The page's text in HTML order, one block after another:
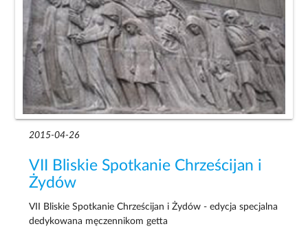
2015-04-26
VII Bliskie Spotkanie Chrześcijan i
Żydów
VII Bliskie Spotkanie Chrześcijan i Żydów - edycja specjalna
dedykowana męczennikom getta